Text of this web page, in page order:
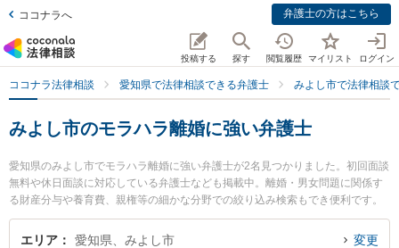
ココナラへ 弁護士の方はこちら
投稿する 探す 閲覧履歴 マイリスト ログイン
ココナラ法律相談 愛知県で法律相談できる弁護士 みよし市で法律相談
みよし市のモラハラ離婚に強い弁護士
愛知県のみよし市でモラハラ離婚に強い弁護士が2名見つかりました。初回面談
無料や休日面談に対応している弁護士なども掲載中。離婚・男女問題に関係す
る財産分与や養育費、親権等の細かな分野での絞り込み検索もでき便利です。
特にみよし総合法律事務所の伊藤 健二弁護士やみよし総合法律事務所 三好ヶ丘
事務所の相馬 信子弁護士のプロフィール情報や弁護士費用、強みなどが注目さ
エリア 愛知県、みよし市 変更